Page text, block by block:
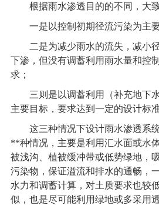
根据雨水渗透目的的不同，大
一是以控制初期径流污染为主
二是为减少雨水的流失，减小
下渗，但没有调蓄利用雨水量和控
求；
三则是以调蓄利用（补充地下
主要目标，要求达到一定的设计标准
这三种情况下设计雨水渗透系
**种情况，主要是利用汇水面或水
被浅沟、植被缓冲带或低势绿地，
污染物，保证溢流和排水的通畅，
水力和调蓄计算，对土质要求也较
似，也是尽可能利用绿地或多采用